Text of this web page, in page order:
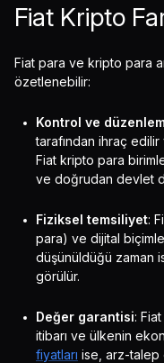
Fiat Kripto
Fiat para ve kripto para
özetlenebilir:
Kontrol ve
tarafından ihraç
Fiat kripto para
ve doğrudan devlet
Fiziksel temsiliyet:
para) ve dijital
düşünüldüğü zaman
görülür.
Değer garantisi:
itibarı ve ülkenin
fiyatları ise, arz-